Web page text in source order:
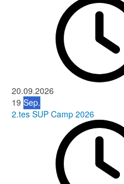
20.09.2026
19 Sep.
2.tes SUP Camp 2026